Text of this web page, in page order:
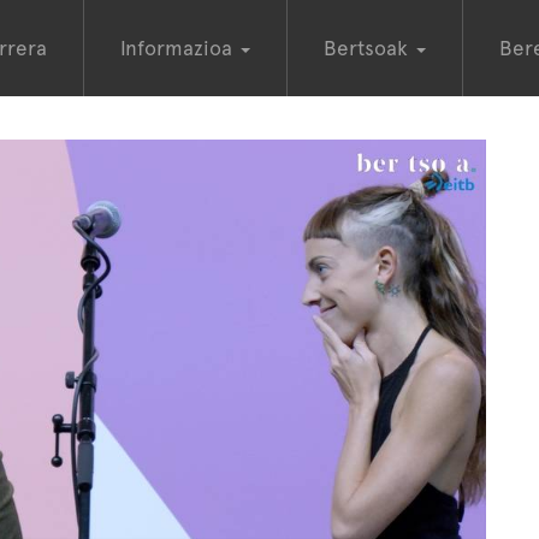
Informazioa Bertsoak